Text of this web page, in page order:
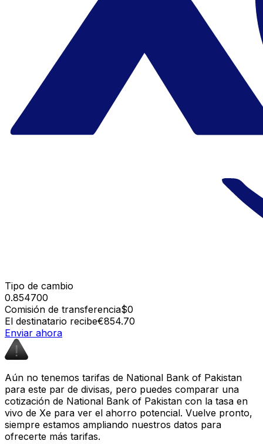
Tipo de cambio
0.854700
Comisión de transferencia$0
El destinatario recibe€854.70
Enviar ahora
Aún no tenemos tarifas de National Bank of Pakistan
para este par de divisas, pero puedes comparar una
cotización de National Bank of Pakistan con la tasa en
vivo de Xe para ver el ahorro potencial. Vuelve pronto,
siempre estamos ampliando nuestros datos para
ofrecerte más tarifas.